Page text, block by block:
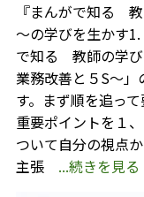
『まんがで知る
～の学びを生かす
で知る 教師の学
業務改善と５S～
す。まず順を追っ
重要ポイントを１
ついて自分の視点
主張 ...続きを見る